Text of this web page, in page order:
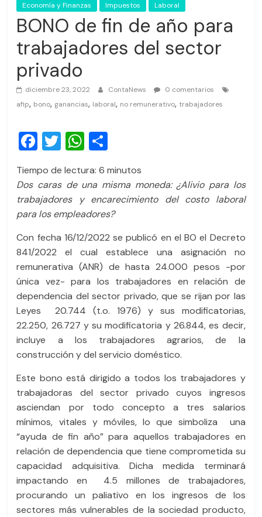
Economía y Finanzas Impuestos Laboral
BONO de fin de año para
trabajadores del sector
privado
diciembre 23, 2022 ContaNews
0 comentarios
afip, bono, ganancias, laboral, no remunerativo, trabajadores
F
c
e
b
o
o
k
T
tt
er
W
at
s
A
p
p
m
p
ar
tir
Tiempo de lectura: 6 minutos
Dos caras de una misma moneda: ¿Alivio para los
trabajadores y encarecimiento del costo laboral
para los empleadores?
Con fecha 16/12/2022 se publicó en el BO el Decreto
841/2022 el cual establece una asignación no
remunerativa (ANR) de hasta 24.000 pesos -por
única vez- para los trabajadores en relación de
dependencia del sector privado, que se rijan por las
Leyes 20.744 (t.o. 1976) y sus modificatorias,
22.250, 26.727 y su modificatoria y 26.844, es decir,
incluye a los trabajadores agrarios, de la
construcción y del servicio doméstico.
Este bono está dirigido a todos los trabajadores y
trabajadoras del sector privado cuyos ingresos
asciendan por todo concepto a tres salarios
mínimos, vitales y móviles, lo que simboliza una
“ayuda de fin año” para aquellos trabajadores en
relación de dependencia que tiene comprometida su
capacidad adquisitiva. Dicha medida terminará
impactando en 4.5 millones de trabajadores,
procurando un paliativo en los ingresos de los
sectores más vulnerables de la sociedad producto,